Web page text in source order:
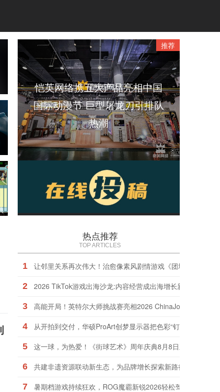
推荐
恺英网络携五大产品亮相中国
国际动漫节 巨型屠龙刀引排队
热潮
热点推荐
TOP ARTICLES
1 让邻里关系再次伟大！治愈像素风剧情游戏《团地日和》定
2 2026 TikTok游戏出海沙龙:内容经营成出海增长新引擎
3 高能开局！英特尔大师挑战赛亮相2026 ChinaJoy
4 从开拍到交付，华硕ProArt创梦显示器把色彩“钉”在了同一把
5 这一球，为热爱！《街球艺术》周年庆典8月8日正式上线，
6 共建非遗资源联动新生态，为品牌增长探索新路径
7 暑期档游戏持续狂欢，ROG魔霸新锐2026轻松驾驭